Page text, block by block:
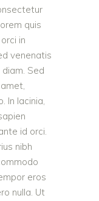
quis
in
venenatis
Sed
In lacinia,
id orci.
nibh
eros
nulla. Ut